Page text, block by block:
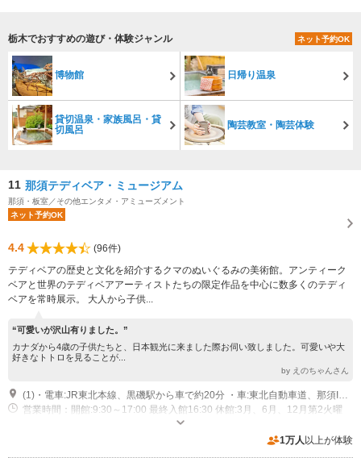
栃木でおすすめの遊び・体験ジャンル ネット予約OK
博物館 日帰り温泉
貸切温泉・家族風呂・貸
切風呂
陶芸教室・陶芸体験
11 那須テディベア・ミュージアム
那須・板室／その他エンタメ・アミューズメント
ネット予約OK
4.4
(96件)
テディベアの歴史と文化を紹介するクマのぬいぐるみの美術館。アンティーク
ベアと世界のテディベアアーティストたちの限定作品を中心に数多くのテディ
ベアを常時展示。 大人から子供...
“可愛いが沢山有りました。”
カナダから4歳の子供たちと、日本観光に来ました際お伺い致しました。可愛いや大
好きなトトロを見ることが...
by えのちゃんさん
営業時間：開館:9:30～17:00 最終入館16:30 休館:3月、6月、12月第2火曜
日。2月第2火曜日水曜日 (祝・祭日は開館)
1万人 以上が体験